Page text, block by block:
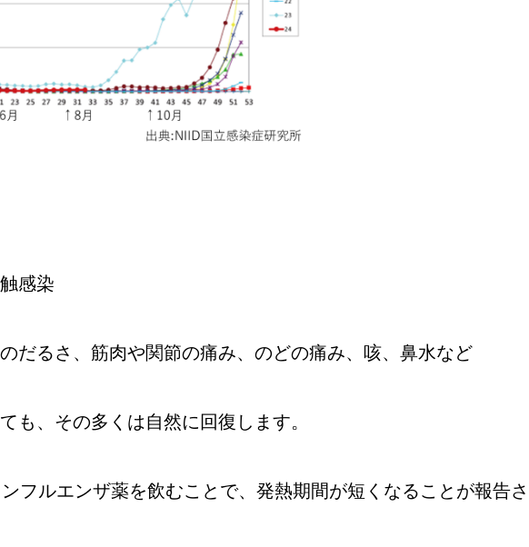
感染
だるさ、筋肉や関節の痛み、のどの痛み、咳、鼻水など
も、その多くは自然に回復します。
フルエンザ薬を飲むことで、発熱期間が短くなることが報告さ